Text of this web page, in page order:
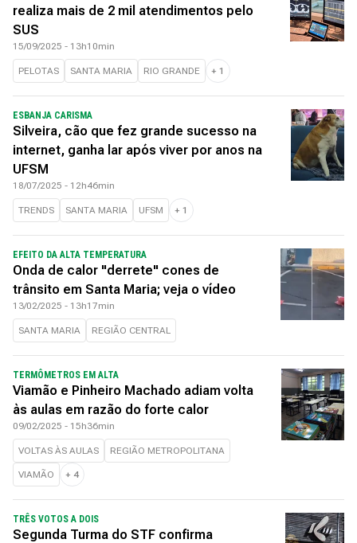
realiza mais de 2 mil atendimentos pelo
SUS
15/09/2025 - 13h10min
PELOTAS SANTA MARIA RIO GRANDE + 1
ESBANJA CARISMA
Silveira, cão que fez grande sucesso na
internet, ganha lar após viver por anos na
UFSM
18/07/2025 - 12h46min
TRENDS SANTA MARIA UFSM + 1
EFEITO DA ALTA TEMPERATURA
Onda de calor "derrete" cones de
trânsito em Santa Maria; veja o vídeo
13/02/2025 - 13h17min
SANTA MARIA REGIÃO CENTRAL
TERMÔMETROS EM ALTA
Viamão e Pinheiro Machado adiam volta
às aulas em razão do forte calor
09/02/2025 - 15h36min
VOLTAS ÀS AULAS REGIÃO METROPOLITANA
VIAMÃO + 4
TRÊS VOTOS A DOIS
Segunda Turma do STF confirma